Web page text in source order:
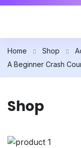
Home Shop
A Beginner Crash
Shop